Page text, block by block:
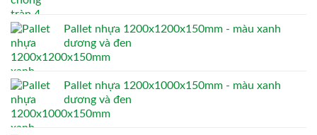
Pallet nhựa 1200x1200x150mm - màu xanh
dương và đen
Pallet nhựa 1200x1000x150mm - màu xanh
dương và đen